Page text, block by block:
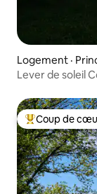
Logement ·
Lever de soleil
Coup de cœur
Coup de